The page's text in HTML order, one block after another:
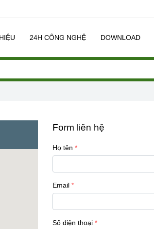
24H CÔNG NGHỆ DOWNLOAD
Form liên hệ
Họ tên
Email
Số điện thoại